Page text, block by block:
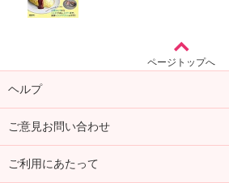
ページトップへ
ヘルプ
ご意見お問い合わせ
ご利用にあたって